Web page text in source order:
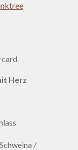
Herz
/